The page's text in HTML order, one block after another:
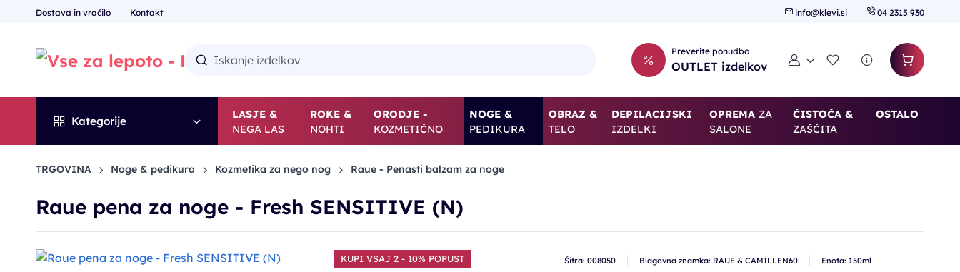
Dostava in vračilo Kontakt info@klevi.si 04 2315 930
Preverite ponudbo
OUTLET izdelkov Moj računSeznam želja
Kategorije
LASJE &
NEGA LAS
ROKE &
NOHTI
ORODJE -
KOZMETIČNO
NOGE &
PEDIKURA
OBRAZ &
TELO
DEPILACIJSKI
IZDELKI
OPREMAZA
SALONE
ČISTOČA &
ZAŠČITA
OSTALO
TRGOVINA Noge & pedikura Kozmetika za nego nog Raue - Penasti balzam za noge
Raue pena za noge - Fresh SENSITIVE (N)
KUPI VSAJ 2 - 10% POPUST Šifra: 008050 Blagovna znamka: RAUE & CAMILLEN60 Enota: 150ml